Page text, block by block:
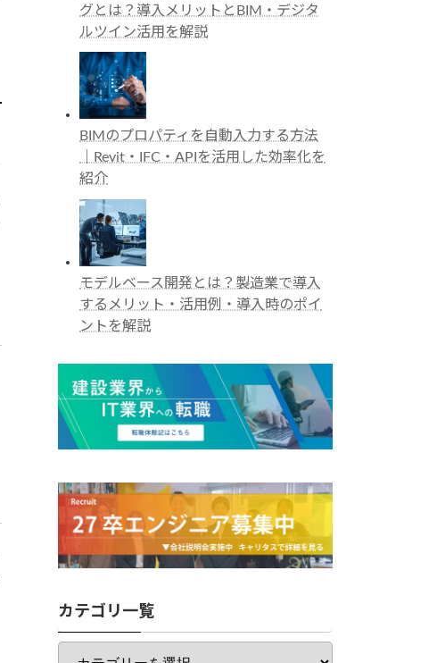
グとは？導入メリットとBIM・デジタ
ルツイン活用を解説
BIMのプロパティを自動入力する方法
｜Revit・IFC・APIを活用した効率化を
紹介
モデルベース開発とは？製造業で導入
するメリット・活用例・導入時のポイ
ントを解説
カテゴリ一覧
カ